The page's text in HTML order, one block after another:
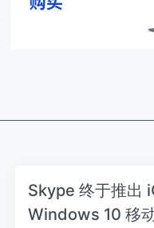
Skype 终于推出
Windows 10 移